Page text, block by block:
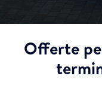
Offerte